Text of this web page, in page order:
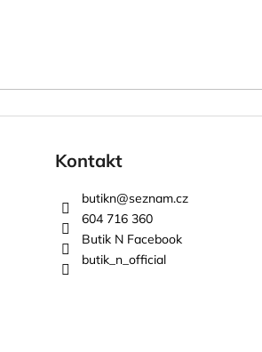
Kontakt
butikn@seznam.cz
604 716 360
Butik N Facebook
butik_n_official